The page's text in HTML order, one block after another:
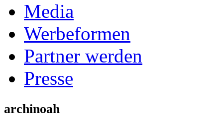
Media
Werbeformen
Partner werden
Presse
archinoah